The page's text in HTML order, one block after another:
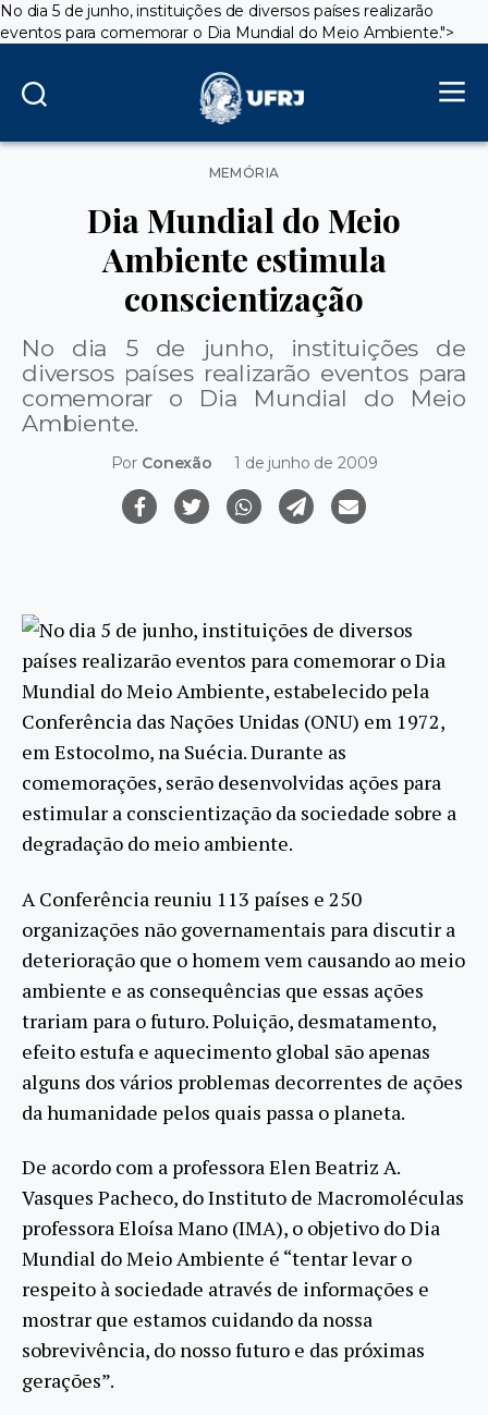
No dia 5 de junho, instituições de diversos países realizarão
eventos para comemorar o Dia Mundial do Meio Ambiente.">
Categorias
MEMÓRIA
Dia Mundial do Meio
Ambiente estimula
conscientização
No dia 5 de junho, instituições de
diversos países realizarão eventos para
comemorar o Dia Mundial do Meio
Ambiente.
Por Conexão 1 de junho de 2009
No dia 5 de junho, instituições de diversos
países realizarão eventos para comemorar o Dia
Mundial do Meio Ambiente, estabelecido pela
Conferência das Nações Unidas (ONU) em 1972,
em Estocolmo, na Suécia. Durante as
comemorações, serão desenvolvidas ações para
estimular a conscientização da sociedade sobre a
degradação do meio ambiente.
A Conferência reuniu 113 países e 250
organizações não governamentais para discutir a
deterioração que o homem vem causando ao meio
ambiente e as consequências que essas ações
trariam para o futuro. Poluição, desmatamento,
efeito estufa e aquecimento global são apenas
alguns dos vários problemas decorrentes de ações
da humanidade pelos quais passa o planeta.
De acordo com a professora Elen Beatriz A.
Vasques Pacheco, do Instituto de Macromoléculas
professora Eloísa Mano (IMA), o objetivo do Dia
Mundial do Meio Ambiente é “tentar levar o
respeito à sociedade através de informações e
mostrar que estamos cuidando da nossa
sobrevivência, do nosso futuro e das próximas
gerações”.